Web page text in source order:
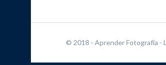
© 2018 - Aprender Fotografía -